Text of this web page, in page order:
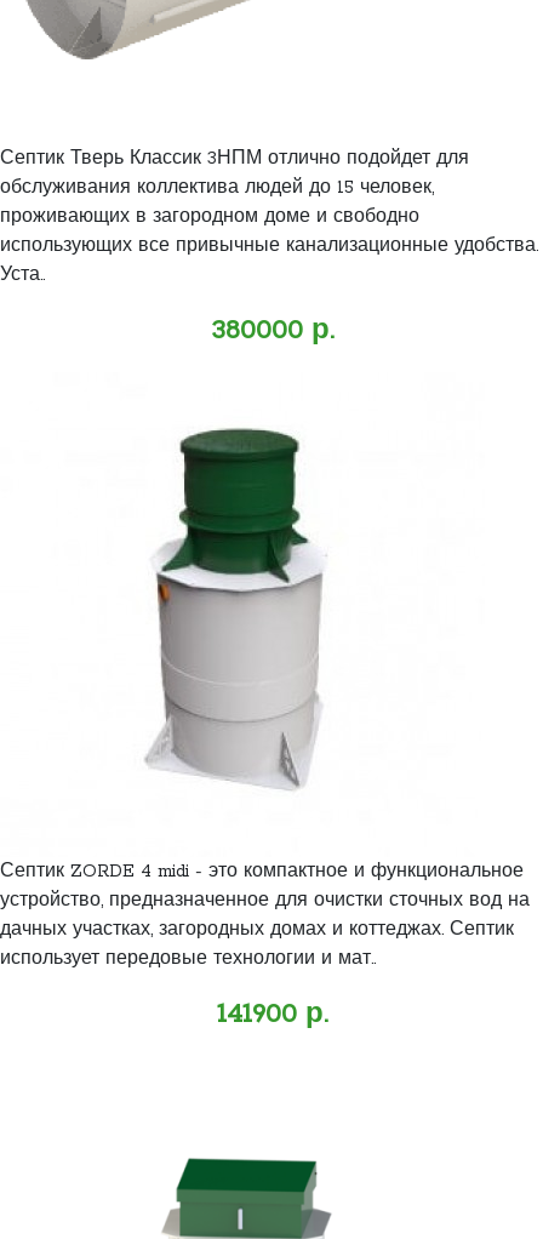
Септик Тверь Классик 3НПМ отлично подойдет для
обслуживания коллектива людей до 15 человек,
проживающих в загородном доме и свободно
использующих все привычные канализационные удобства.
Уста..
380000 р.
Септик ZORDE 4 midi - это компактное и функциональное
устройство, предназначенное для очистки сточных вод на
дачных участках, загородных домах и коттеджах. Септик
использует передовые технологии и мат..
141900 р.